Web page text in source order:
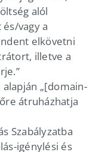
alól
vagy a
elkövetni
illetve a
alapján „[domain-
átruházhatja
Szabályzatba
igénylési és